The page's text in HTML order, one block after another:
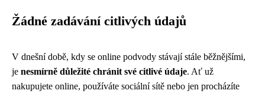
Žádné zadávání citlivých údajů
V dnešní době, kdy se online podvody stávají stále běžnějšími,
je nesmírně důležité chránit své citlivé údaje. Ať už
nakupujete online, používáte sociální sítě nebo jen procházíte